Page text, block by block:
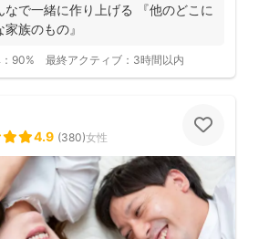
なで一緒に作り上げる 『他のどこに
族のもの』
90% 最終アクティブ： 3時間以内
4.9 (380)女性